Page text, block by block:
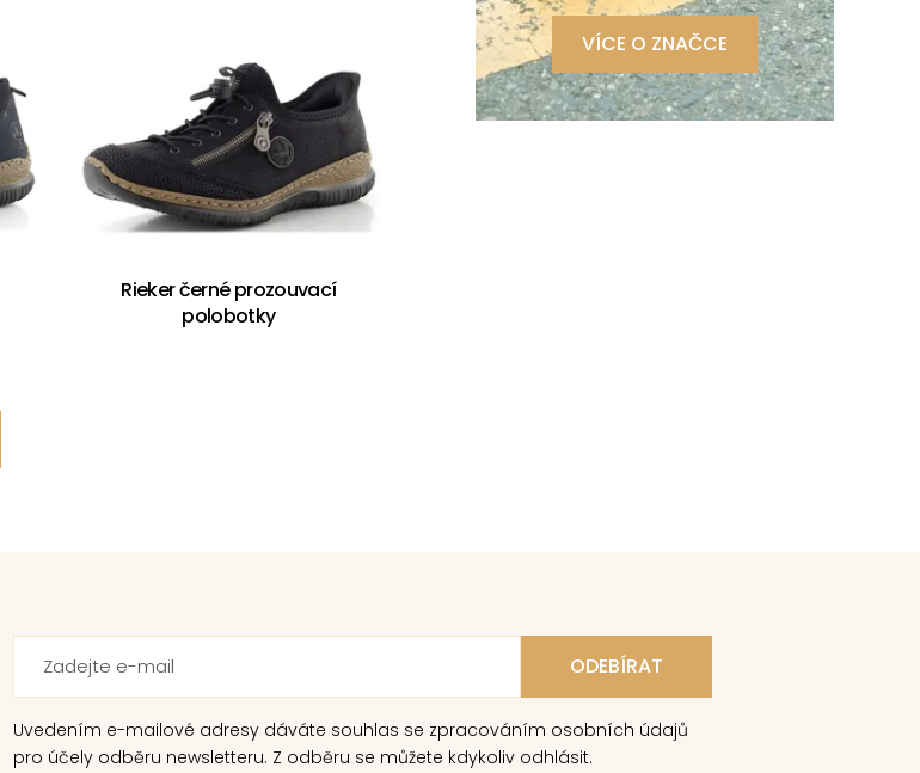
Rieker černé prozouvací
polobotky
VÍCE O ZNAČCE
Uvedením e-mailové adresy dáváte souhlas se zpracováním osobních údajů
pro účely odběru newsletteru. Z odběru se můžete kdykoliv odhlásit.